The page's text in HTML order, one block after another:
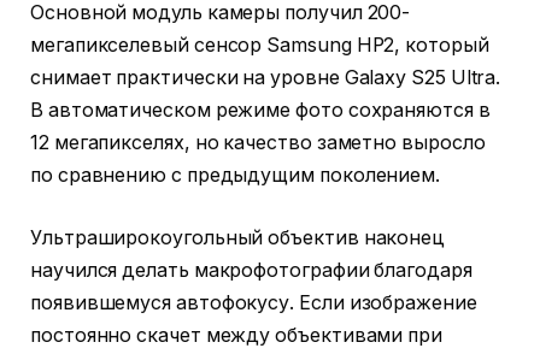
Основной модуль камеры получил 200-
мегапикселевый сенсор Samsung HP2, который
снимает практически на уровне Galaxy S25 Ultra.
В автоматическом режиме фото сохраняются в
12 мегапикселях, но качество заметно выросло
по сравнению с предыдущим поколением.
Ультраширокоугольный объектив наконец
научился делать макрофотографии благодаря
появившемуся автофокусу. Если изображение
постоянно скачет между объективами при